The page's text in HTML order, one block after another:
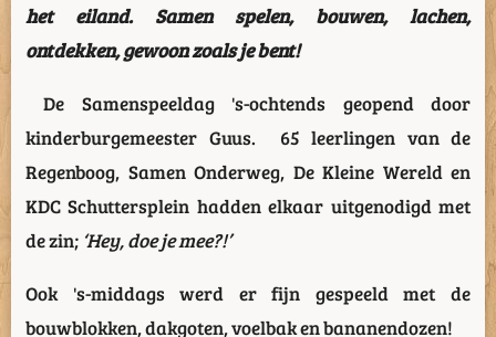
het eiland. Samen spelen, bouwen, lachen,
ontdekken, gewoon zoals je bent!
De Samenspeeldag 's-ochtends geopend door
kinderburgemeester Guus. 65 leerlingen van de
Regenboog, Samen Onderweg, De Kleine Wereld en
KDC Schuttersplein hadden elkaar uitgenodigd met
de zin; ‘Hey, doe je mee?!’
Ook 's-middags werd er fijn gespeeld met de
bouwblokken, dakgoten, voelbak en bananendozen!